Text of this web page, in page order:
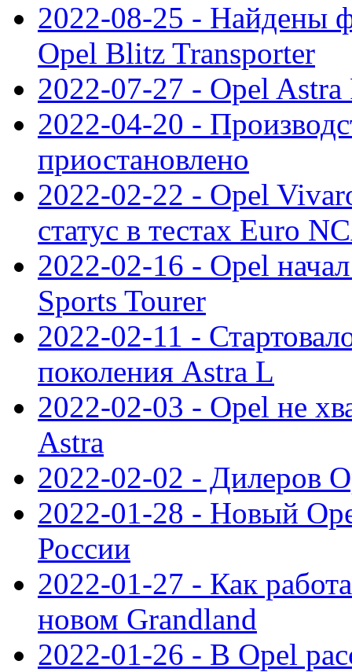
2022-08-25 - Найдены
Opel Blitz Transporter
2022-07-27 - Opel
2022-04-20 -
приостановлено
2022-02-22 - Opel
статус в тестах Euro
2022-02-16 - Opel
Sports Tourer
2022-02-11 -
поколения Astra L
2022-02-03 - Opel не
Astra
2022-02-02 - Дилеров
2022-01-28 - Новый
России
2022-01-27 - Как
новом Grandland
2022-01-26 - В Opel